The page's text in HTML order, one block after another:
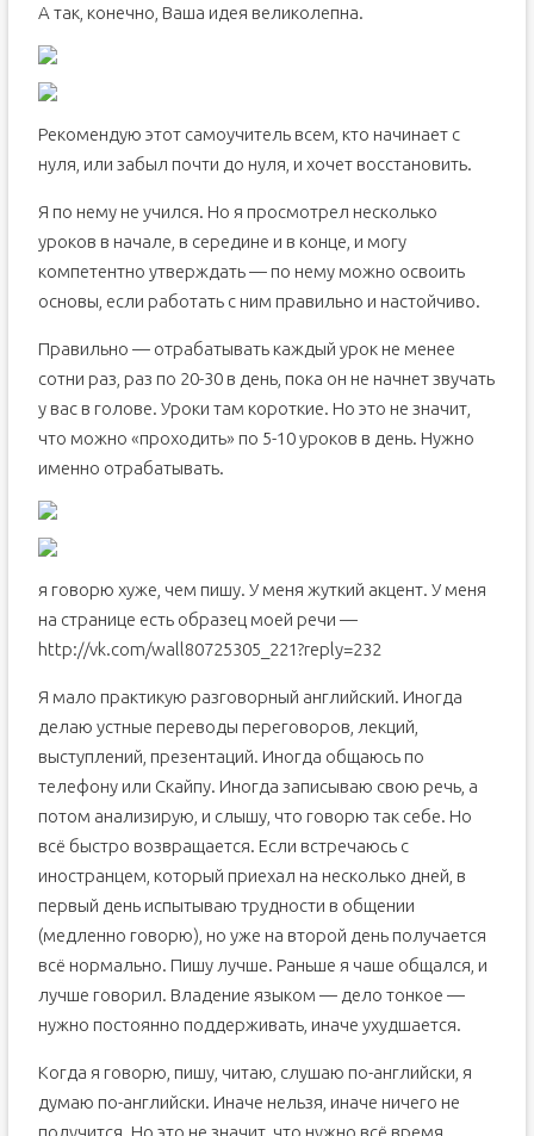
А так, конечно, Ваша идея великолепна.
Рекомендую этот самоучитель всем, кто начинает с
нуля, или забыл почти до нуля, и хочет восстановить.
Я по нему не учился. Но я просмотрел несколько
уроков в начале, в середине и в конце, и могу
компетентно утверждать — по нему можно освоить
основы, если работать с ним правильно и настойчиво.
Правильно — отрабатывать каждый урок не менее
сотни раз, раз по 20-30 в день, пока он не начнет звучать
у вас в голове. Уроки там короткие. Но это не значит,
что можно «проходить» по 5-10 уроков в день. Нужно
именно отрабатывать.
я говорю хуже, чем пишу. У меня жуткий акцент. У меня
на странице есть образец моей речи —
http://vk.com/wall80725305_221?reply=232
Я мало практикую разговорный английский. Иногда
делаю устные переводы переговоров, лекций,
выступлений, презентаций. Иногда общаюсь по
телефону или Скайпу. Иногда записываю свою речь, а
потом анализирую, и слышу, что говорю так себе. Но
всё быстро возвращается. Если встречаюсь с
иностранцем, который приехал на несколько дней, в
первый день испытываю трудности в общении
(медленно говорю), но уже на второй день получается
всё нормально. Пишу лучше. Раньше я чаше общался, и
лучше говорил. Владение языком — дело тонкое —
нужно постоянно поддерживать, иначе ухудшается.
Когда я говорю, пишу, читаю, слушаю по-английски, я
думаю по-английски. Иначе нельзя, иначе ничего не
получится. Но это не значит, что нужно всё время